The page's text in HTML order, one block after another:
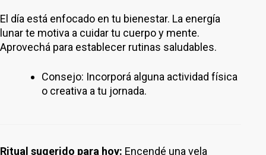
El día está enfocado en tu bienestar. La energía
lunar te motiva a cuidar tu cuerpo y mente.
Aprovechá para establecer rutinas saludables.
Consejo: Incorporá alguna actividad física
o creativa a tu jornada.
Ritual sugerido para hoy: Encendé una vela